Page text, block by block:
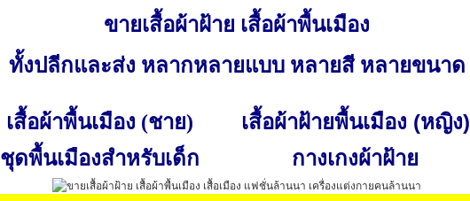
ขายเสื้อผ้าฝ้าย เสื้อผ้าพื้นเมือง
ทั้งปลีกและส่ง หลากหลายแบบ หลายสี หลายขนาด
เสื้อผ้าพื้นเมือง (ชาย)
เสื้อผ้าฝ้ายพื้นเมือง (หญิง)
ชุดพื้นเมืองสำหรับเด็ก
กางเกงผ้าฝ้าย